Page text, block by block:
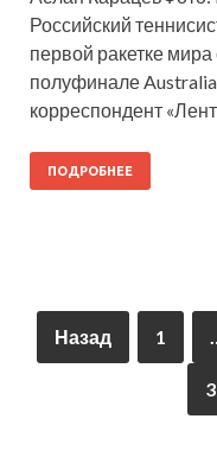
Российский
первой ракетке
полуфинале
корреспондент
ПОДРОБНЕЕ
Назад 1